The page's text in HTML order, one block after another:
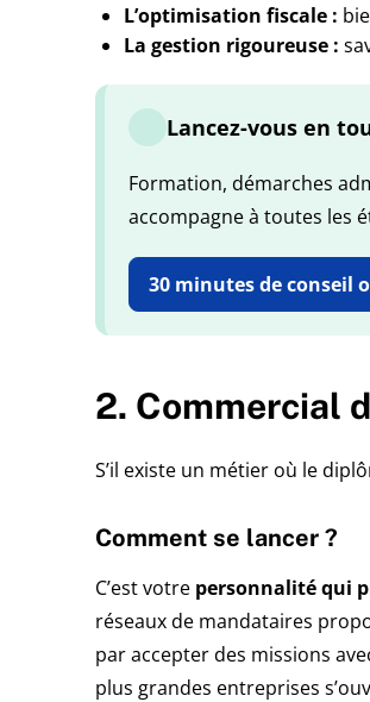
L’optimisation fiscale :
La gestion rigoureuse :
Lancez-vous en
Formation, démarches
accompagne à toutes les
30 minutes de conseil
2. Commercial
S’il existe un métier où le
Comment se lancer ?
C’est votre personnalité qui
réseaux de mandataires
par accepter des missions
plus grandes entreprises